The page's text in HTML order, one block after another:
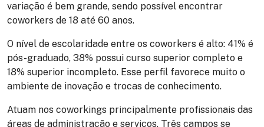
variação é bem grande, sendo possível encontrar
coworkers de 18 até 60 anos.
O nível de escolaridade entre os coworkers é alto: 41% é
pós-graduado, 38% possui curso superior completo e
18% superior incompleto. Esse perfil favorece muito o
ambiente de inovação e trocas de conhecimento.
Atuam nos coworkings principalmente profissionais das
áreas de administração e serviços. Três campos se